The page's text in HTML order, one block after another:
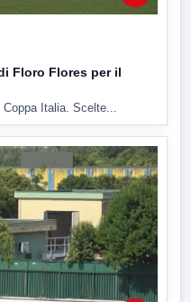
Floro Flores per il
Coppa Italia. Scelte...